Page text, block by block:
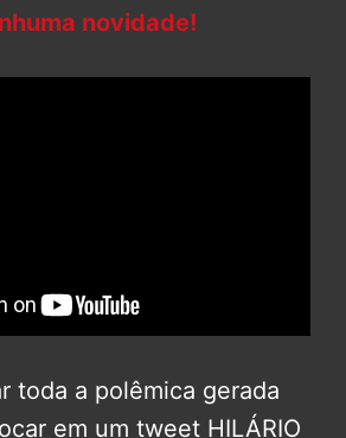
novidade!
toda a polêmica gerada
em um tweet HILÁRIO